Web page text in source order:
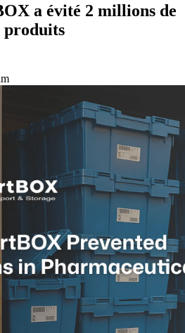
a évité 2 millions de
produits